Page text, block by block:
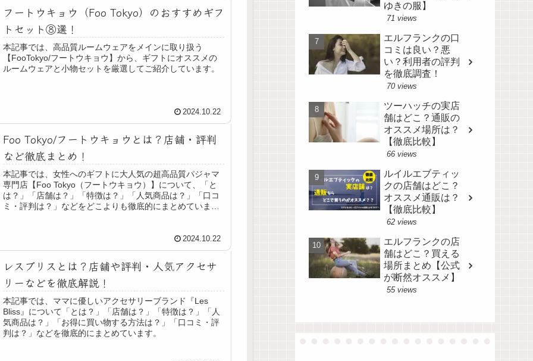
フートウキョウ（Foo Tokyo）のおすすめギフ
トセット⑧選！
本記事では、高品質ルームウェアをメインに取り扱う
【FooTokyo/フートウキョウ】から、ギフトにオススメの
ルームウェアと小物セットを厳選してご紹介しています。
2024.10.22
Foo Tokyo/フートウキョウとは？店舗・評判
など徹底まとめ！
本記事では、女性へのギフトに大人気の超高品質パジャマ
専門店【Foo Tokyo（フートウキョウ）】について、「と
は？」「店舗は？」「特徴は？」「人気商品は？」「口コ
ミ・評判は？」などをどこよりも徹底的にまとめていま
2024.10.22
レスブリスとは？店舗や評判・人気アクセサ
リーなどを徹底解説！
本記事では、ママに優しいアクセサリーブランド『Les
Bliss』について「とは？」「店舗は？」「特徴は？」「人
気商品は？」「お得に買い物する方法は？」「口コミ・評
判は？」などを徹底的にまとめています。
ゆきの服】
71 views
エルフランクの口
コミは良い？悪
い？利用者の評判
を徹底調査！
70 views
ツーハッチの実店
舗はどこ？通販の
オススメ場所は？
【徹底比較】
66 views
ルイルエブティッ
クの店舗はどこ？
オススメ通販は？
【徹底比較】
62 views
エルフランクの店
舗はどこ？買える
場所まとめ【公式
が断然オススメ】
55 views